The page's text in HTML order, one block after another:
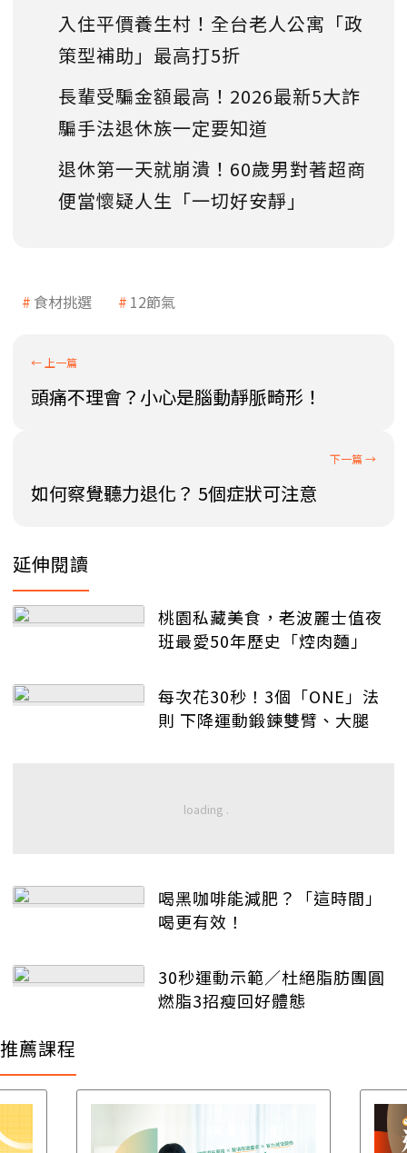
入住平價養生村！全台老人公寓「政
策型補助」最高打5折
長輩受騙金額最高！2026最新5大詐
騙手法退休族一定要知道
退休第一天就崩潰！60歲男對著超商
便當懷疑人生「一切好安靜」
食材挑選 12節氣
頭痛不理會？小心是腦動靜脈畸形！
如何察覺聽力退化？ 5個症狀可注意
延伸閱讀
桃園私藏美食，老波麗士值夜
班最愛50年歷史「焢肉麵」
每次花30秒！3個「ONE」法
則 下降運動鍛鍊雙臂、大腿
喝黑咖啡能減肥？「這時間」
喝更有效！
30秒運動示範／杜絕脂肪團圓
燃脂3招瘦回好體態
推薦課程